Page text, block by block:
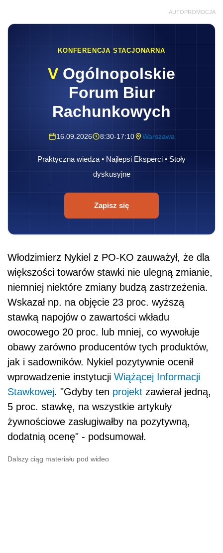
AUTOPROMOCJA
KONFERENCJA STACJONARNA
V Ogólnopolskie
Forum Biur
Rachunkowych
16.09.2026 8:30-17:10 Warszawa
Praktyczna wiedza • Najlepsi Eksperci • Stoły
dyskusyjne
Zapisz się
Włodzimierz Nykiel z PO-KO zauważył, że dla
większości towarów stawki nie ulegną zmianie,
niemniej niektóre zmiany budzą zastrzeżenia.
Wskazał np. na objęcie 23 proc. wyższą
stawką napojów o zawartości wkładu
owocowego 20 proc. lub mniej, co wywołuje
obawy zarówno producentów tych produktów,
jak i sadowników. Nykiel pozytywnie ocenił
wprowadzenie instytucji Wiążącej Informacji
Stawkowej. "Gdyby ten projekt zawierał jedną,
5 proc. stawkę, na wszystkie artykuły
żywnościowe zasługiwałby na pozytywną,
dodatnią ocenę" - podsumował.
Dalszy ciąg materiału pod wideo